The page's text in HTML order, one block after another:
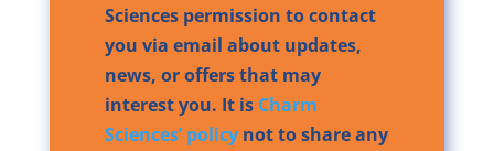
Sciences permission to contact
you via email about updates,
news, or offers that may
interest you. It is Charm
Sciences’ policynot to share any